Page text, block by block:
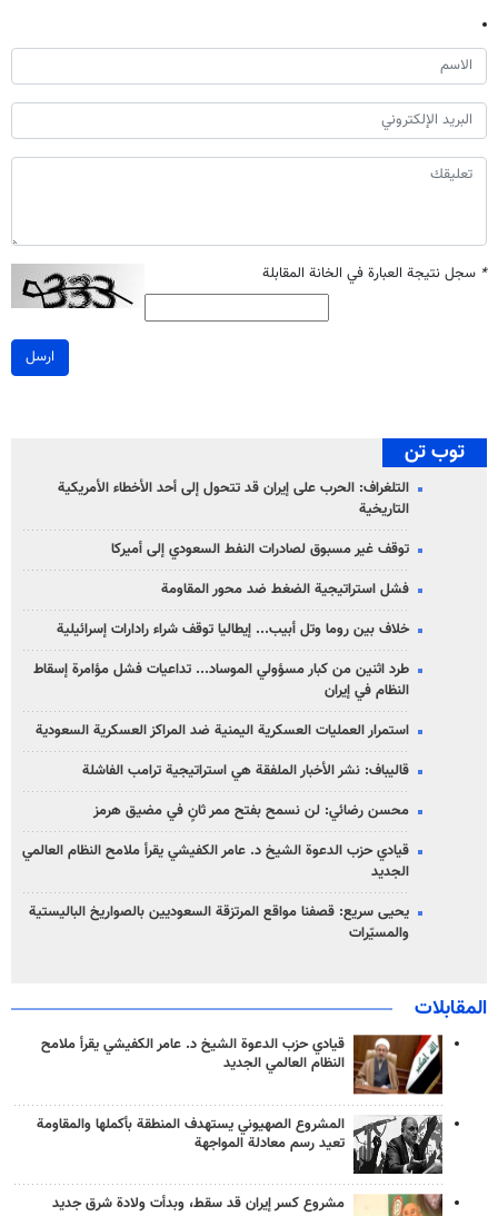
* سجل نتيجة العبارة في الخانة المقابلة
ارسل
توب تن
التلغراف: الحرب على إيران قد تتحول إلى أحد الأخطاء الأمريكية
التاريخية
توقف غير مسبوق لصادرات النفط السعودي إلى أميركا
فشل استراتيجية الضغط ضد محور المقاومة
خلاف بين روما وتل أبيب... إيطاليا توقف شراء رادارات إسرائيلية
طرد اثنين من كبار مسؤولي الموساد... تداعيات فشل مؤامرة إسقاط
النظام في إيران
استمرار العمليات العسكرية اليمنية ضد المراكز العسكرية السعودية
قاليباف: نشر الأخبار الملفقة هي استراتيجية ترامب الفاشلة
محسن رضائي: لن نسمح بفتح ممر ثانٍ في مضيق هرمز
قيادي حزب الدعوة الشيخ د. عامر الكفيشي يقرأ ملامح النظام العالمي
الجديد
يحيى سريع: قصفنا مواقع المرتزقة السعوديين بالصواريخ الباليستية
والمسيّرات
المقابلات
قيادي حزب الدعوة الشيخ د. عامر الكفيشي يقرأ ملامح
النظام العالمي الجديد
المشروع الصهيوني يستهدف المنطقة بأكملها والمقاومة
تعيد رسم معادلة المواجهة
مشروع كسر إيران قد سقط، وبدأت ولادة شرق جديد